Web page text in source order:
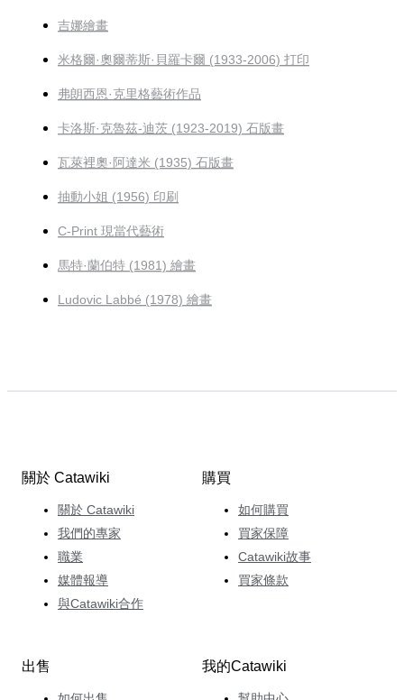
吉娜繪畫
米格爾·奧爾蒂斯·貝羅卡爾 (1933-2006) 打印
弗朗西恩·克里格藝術作品
卡洛斯·克魯茲-迪茨 (1923-2019) 石版畫
瓦萊裡奧·阿達米 (1935) 石版畫
抽動小姐 (1956) 印刷
C-Print 現當代藝術
馬特·蘭伯特 (1981) 繪畫
Ludovic Labbé (1978) 繪畫
關於 Catawiki
關於 Catawiki
我們的專家
職業
媒體報導
與Catawiki合作
購買
如何購買
買家保障
Catawiki故事
買家條款
出售 我的Catawiki